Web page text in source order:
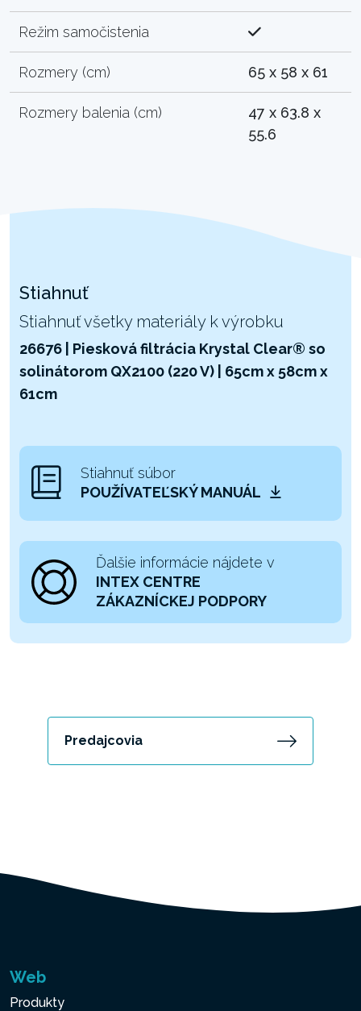
Režim samočistenia
Rozmery (cm) 65 x 58 x 61
Rozmery balenia (cm)
47 x 63.8 x
55.6
Stiahnuť
Stiahnuť všetky materiály k výrobku
26676 | Piesková filtrácia Krystal Clear® so
solinátorom QX2100 (220 V) | 65cm x 58cm x
61cm
Stiahnuť súbor
POUŽÍVATEĽSKÝ MANUÁL
Ďalšie informácie nájdete v
INTEX CENTRE
ZÁKAZNÍCKEJ PODPORY
Predajcovia
Web
Produkty